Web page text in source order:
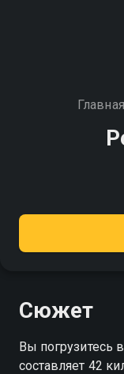
Главная
Сюжет
Вы погрузитесь
составляет 42